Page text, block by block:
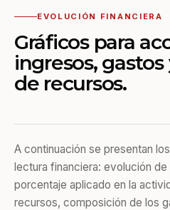
EVOLUCIÓN FINANCIERA
Gráficos para
ingresos,
de recursos.
A continuación se presentan
lectura financiera: evolución
porcentaje aplicado en la
recursos, composición de los